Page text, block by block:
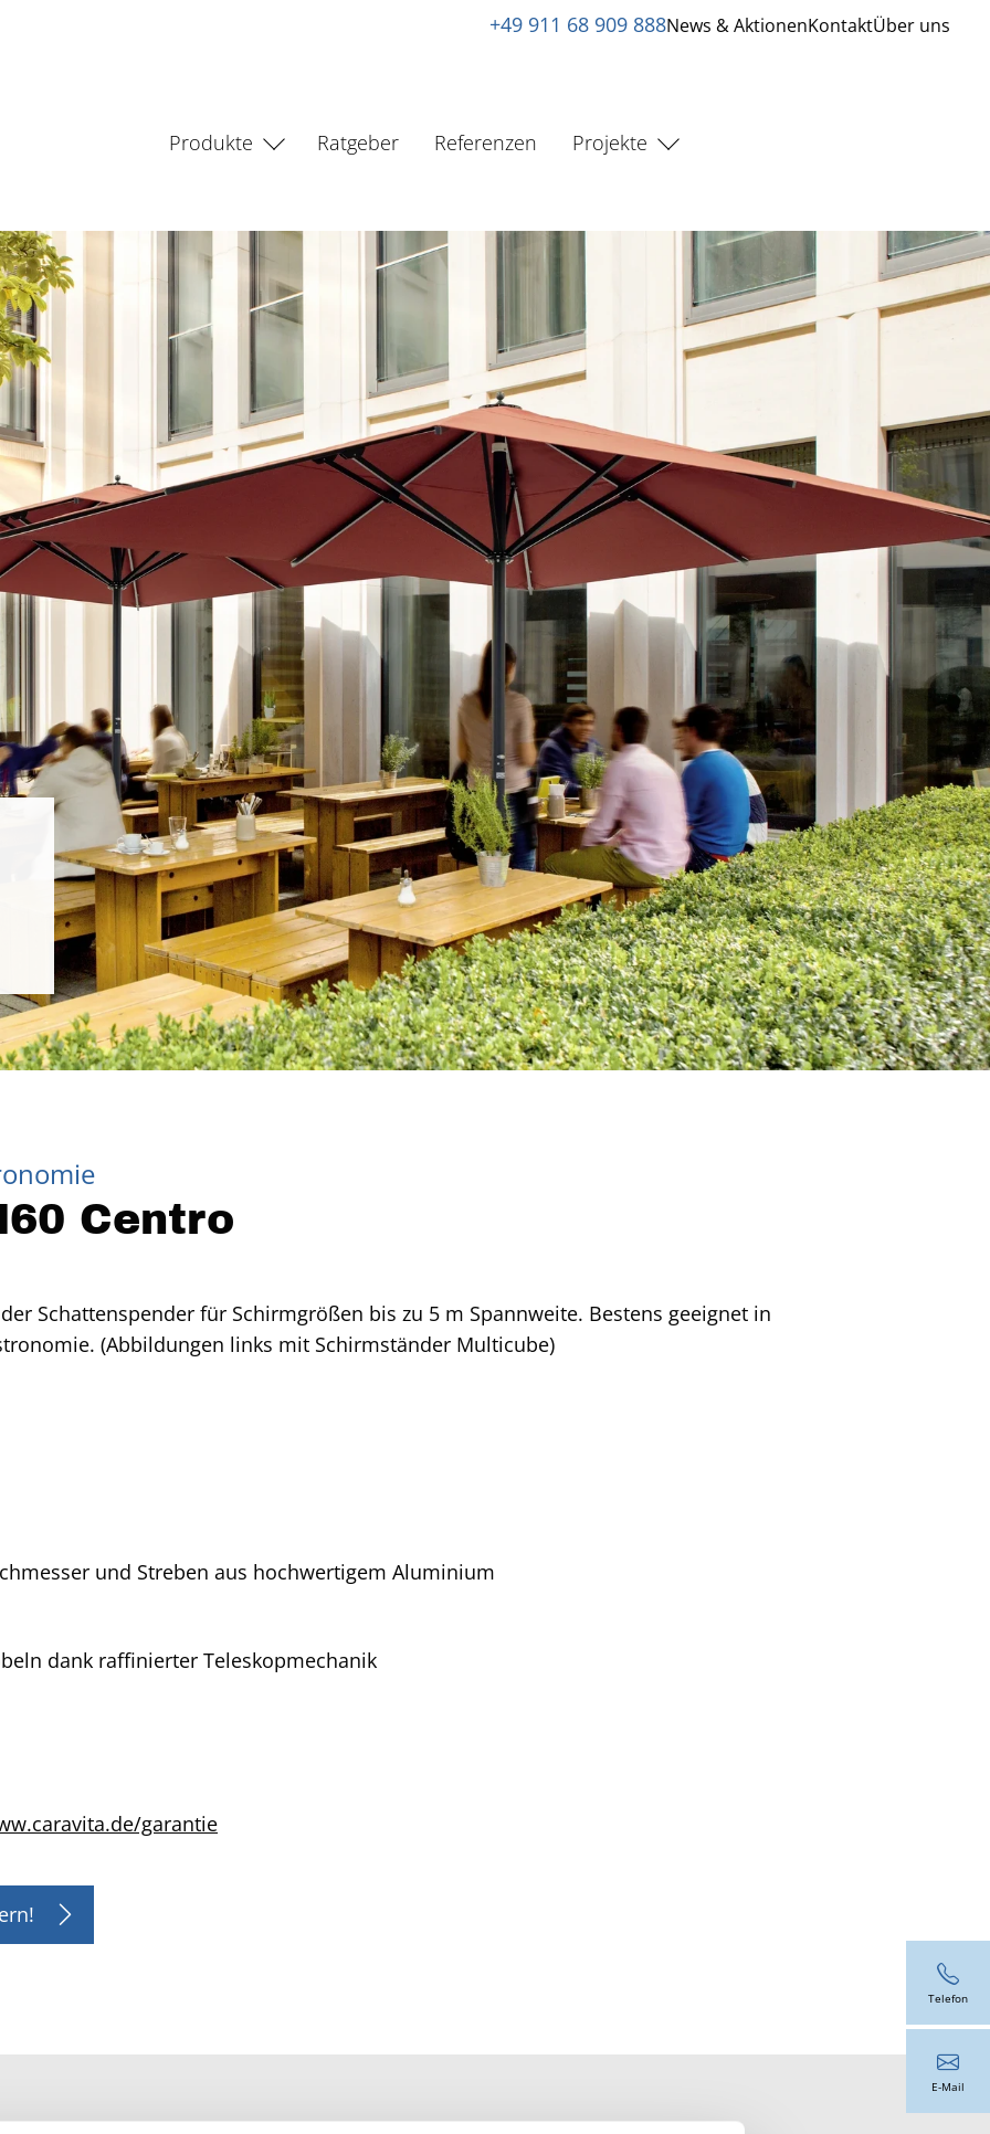
+49 911 68 909 888News & AktionenKontaktÜber uns
Produkte Ratgeber Referenzen Projekte
Centro
Schattenspender für Schirmgrößen bis zu 5 m Spannweite. Bestens geeignet in
(Abbildungen links mit Schirmständer Multicube)
und Streben aus hochwertigem Aluminium
dank raffinierter Teleskopmechanik
garantie
Telefon
E-Mail